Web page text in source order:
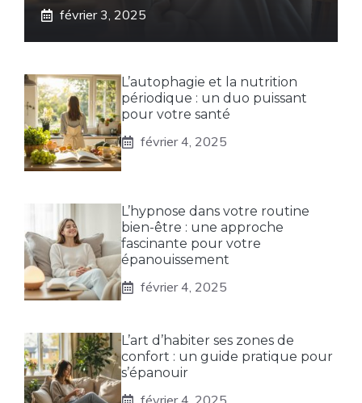
février 3, 2025
L’autophagie et la nutrition
périodique : un duo puissant
pour votre santé
février 4, 2025
L’hypnose dans votre routine
bien-être : une approche
fascinante pour votre
épanouissement
février 4, 2025
L’art d’habiter ses zones de
confort : un guide pratique pour
s’épanouir
février 4, 2025